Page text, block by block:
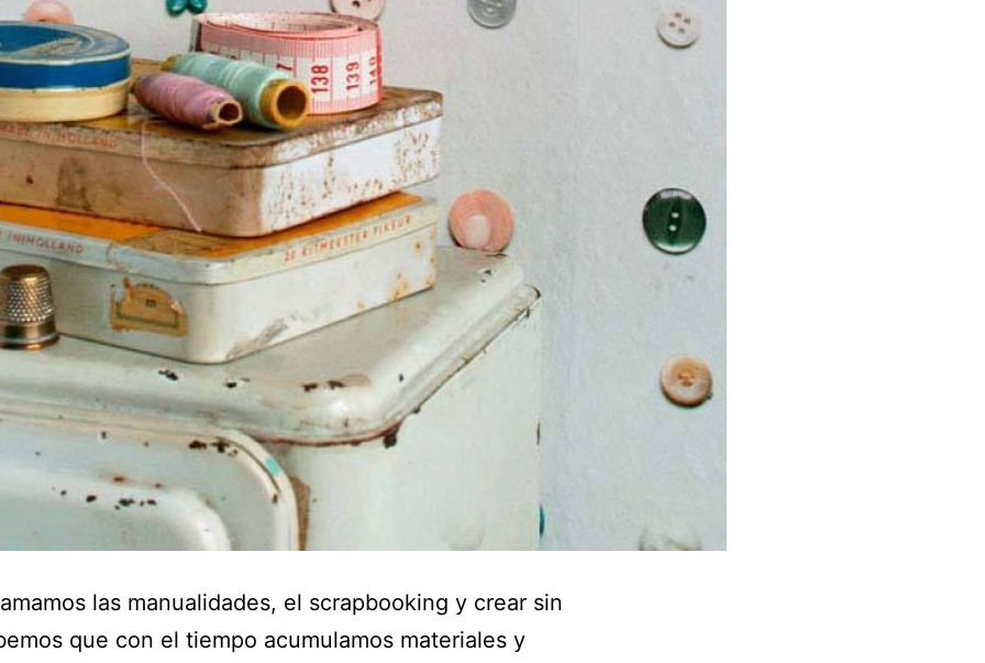
las manualidades, el scrapbooking y crear sin
que con el tiempo acumulamos materiales y